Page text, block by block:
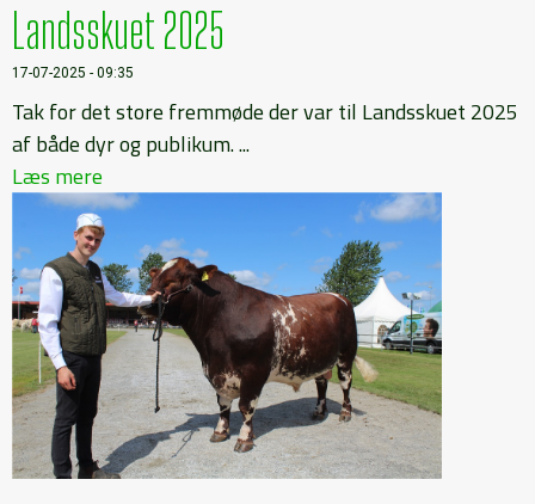
Landsskuet 2025
17-07-2025 - 09:35
Tak for det store fremmøde der var til Landsskuet 2025
af både dyr og publikum. ...
Læs mere